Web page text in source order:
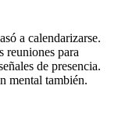
a calendarizarse.
reuniones para
de presencia.
mental también.